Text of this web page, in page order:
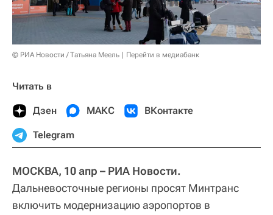
© РИА Новости / Татьяна Меель Перейти в медиабанк
Читать в
Дзен МАКС ВКонтакте
Telegram
МОСКВА, 10 апр – РИА Новости.
Дальневосточные регионы просят Минтранс
включить модернизацию аэропортов в